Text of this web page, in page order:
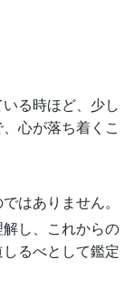
る時ほど、少し
心が落ち着くこ
はありません。
し、これからの
るべとして鑑定